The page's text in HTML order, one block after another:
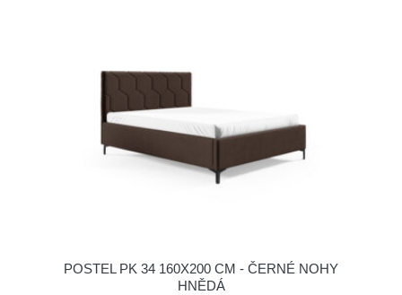
POSTEL PK 34 160X200 CM - ČERNÉ NOHY
HNĚDÁ